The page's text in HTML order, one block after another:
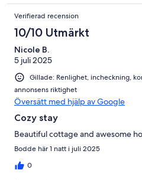
Verifierad recension
10/10 Utmärkt
Nicole B.
5 juli 2025
Gillade: Renlighet, incheckning,
annonsens riktighet
Översätt med hjälp av Google
Cozy stay
Beautiful cottage and awesome
Bodde här 1 natt i juli 2025
0